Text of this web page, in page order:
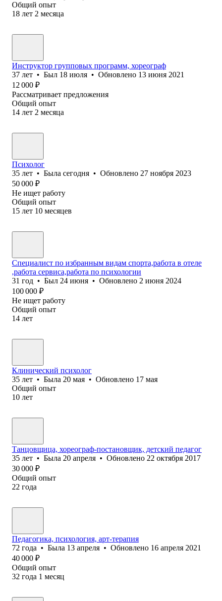
Общий опыт
18 лет 2 месяца
Инструктор групповых программ, хореограф
37 лет • Был 18 июля • Обновлено 13 июня 2021
12 000 ₽
Рассматривает предложения
Общий опыт
14 лет 2 месяца
Психолог
35 лет • Была сегодня • Обновлено 27 ноября 2023
50 000 ₽
Не ищет работу
Общий опыт
15 лет 10 месяцев
Специалист по избранным видам спорта,работа в отеле
,работа сервиса,работа по психологии
31 год • Был 24 июня • Обновлено 2 июня 2024
100 000 ₽
Не ищет работу
Общий опыт
14 лет
Клинический психолог
35 лет • Была 20 мая • Обновлено 17 мая
Общий опыт
10 лет
Танцовщица, хореограф-постановщик, детский педагог
35 лет • Была 20 апреля • Обновлено 22 октября 2017
30 000 ₽
Общий опыт
22 года
Педагогика, психология, арт-терапия
72 года • Была 13 апреля • Обновлено 16 апреля 2021
40 000 ₽
Общий опыт
32 года 1 месяц